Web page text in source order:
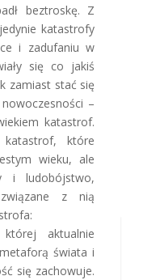
beztroskę. Z
katastrofy
i zadufaniu w
się co jakiś
zamiast stać się
–
katastrof.
które
wieku, ale
i ludobójstwo,
z nią
aktualnie
świata i
się zachowuje.